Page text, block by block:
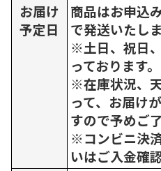
お届け
予定日
商品はお申込
で発送いたしま
※土日、祝日
っております。
※在庫状況、
って、お届け
すので予めご
※コンビニ決
いはご入金確